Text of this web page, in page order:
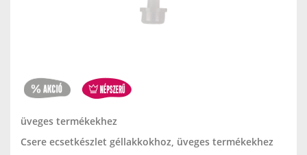
üveges termékekhez
Csere ecsetkészlet géllakkokhoz, üveges termékekhez